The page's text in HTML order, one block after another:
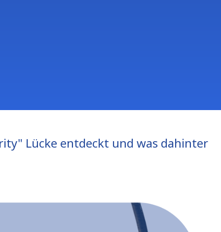
Lücke entdeckt und was dahinter